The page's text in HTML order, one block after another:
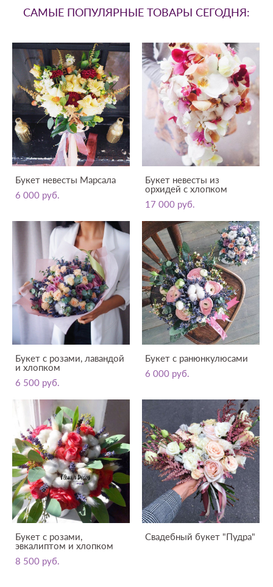
САМЫЕ ПОПУЛЯРНЫЕ ТОВАРЫ СЕГОДНЯ:
Букет невесты Марсала
6 000 pуб.
Букет невесты из
орхидей с хлопком
17 000 pуб.
Букет с розами, лавандой
и хлопком
6 500 pуб.
Букет с ранюнкулюсами
6 000 pуб.
Букет с розами,
эвкалиптом и хлопком
8 500 pуб.
Свадебный букет "Пудра"